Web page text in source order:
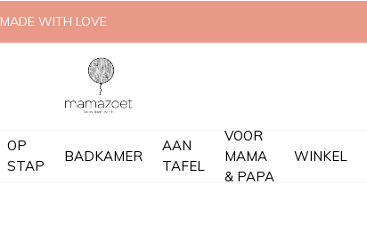
OP
STAP
BADKAMER
AAN
TAFEL
VOOR
MAMA
& PAPA
WINKEL
MADE WITH LOVE